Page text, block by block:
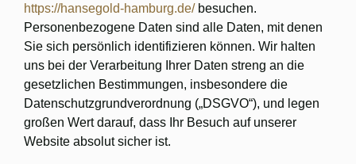
https://hansegold-hamburg.de/ besuchen.
Personenbezogene Daten sind alle Daten, mit denen
Sie sich persönlich identifizieren können. Wir halten
uns bei der Verarbeitung Ihrer Daten streng an die
gesetzlichen Bestimmungen, insbesondere die
Datenschutzgrundverordnung („DSGVO“), und legen
großen Wert darauf, dass Ihr Besuch auf unserer
Website absolut sicher ist.